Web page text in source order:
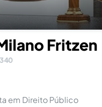
Fritzen
em Direito Público